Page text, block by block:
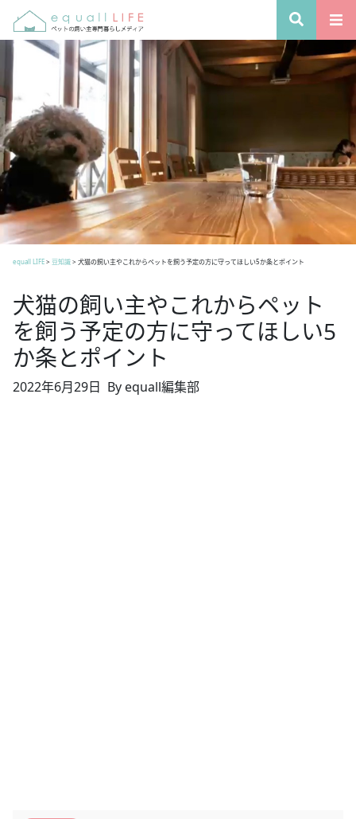
equall LIFE> 豆知識> 犬猫の飼い主やこれからペットを飼う予定の方に守ってほしい5か条とポイント
犬猫の飼い主やこれからペット
を飼う予定の方に守ってほしい5
か条とポイント
2022年6月29日 By equall編集部